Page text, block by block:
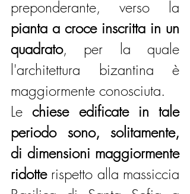
pianta a croce inscritta in un
quadrato, per la quale
l'architettura bizantina è
maggiormente conosciuta.
Le chiese edificate in tale
periodo sono, solitamente,
di dimensioni maggiormente
ridotte rispetto alla massiccia